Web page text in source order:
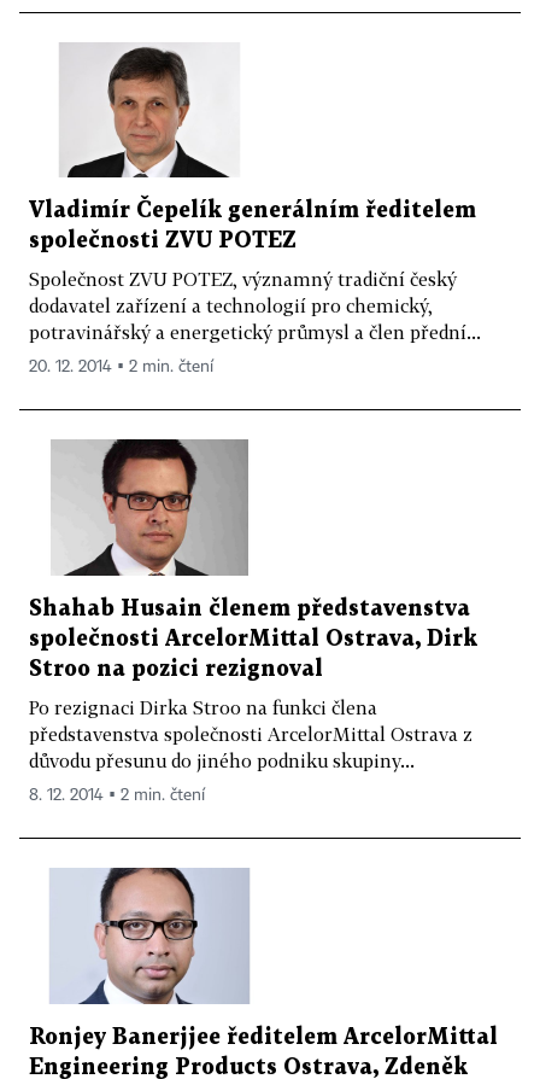
Vladimír Čepelík generálním ředitelem
společnosti ZVU POTEZ
Společnost ZVU POTEZ, významný tradiční český
dodavatel zařízení a technologií pro chemický,
potravinářský a energetický průmysl a člen přední...
20. 12. 2014 ▪ 2 min. čtení
Shahab Husain členem představenstva
společnosti ArcelorMittal Ostrava, Dirk
Stroo na pozici rezignoval
Po rezignaci Dirka Stroo na funkci člena
představenstva společnosti ArcelorMittal Ostrava z
důvodu přesunu do jiného podniku skupiny...
8. 12. 2014 ▪ 2 min. čtení
Ronjey Banerjjee ředitelem ArcelorMittal
Engineering Products Ostrava, Zdeněk